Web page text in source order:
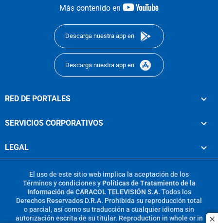
Más contenido en
youtube-
Descarga nuestra app en
Descarga nuestra app en
RED DE PORTALES
SERVICIOS CORPORATIVOS
LEGAL
El uso de este sitio web implica la aceptación de los
Términos y condicionesy Políticas de Tratamiento de la
Información de CARACOL TELEVISIÓN S.A. Todos los
Derechos Reservados D.R.A. Prohibida su reproducción total
o parcial, así como su traducción a cualquier idioma sin
autorización escrita de su titular. Reproduction in whole or in